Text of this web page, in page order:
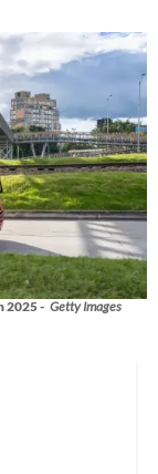
2025 - Getty Images